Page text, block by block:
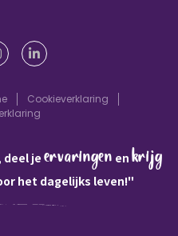
Cookieverklaring
deel je ervaringen en krijg
het dagelijks leven!"